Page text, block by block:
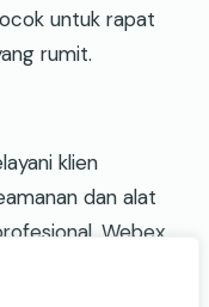
untuk rapat
rumit.
klien
dan alat
Webex
polling langsung,